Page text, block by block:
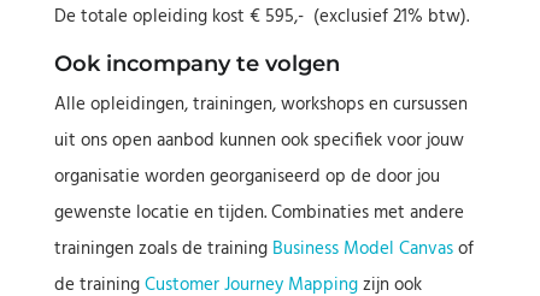
De totale opleiding kost € 595,- (exclusief 21% btw).
Ook incompany te volgen
Alle opleidingen, trainingen, workshops en cursussen
uit ons open aanbod kunnen ook specifiek voor jouw
organisatie worden georganiseerd op de door jou
gewenste locatie en tijden. Combinaties met andere
trainingen zoals de training Business Model Canvasof
de trainingCustomer Journey Mappingzijn ook